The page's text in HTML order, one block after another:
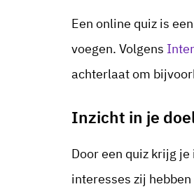
Een online quiz is
voegen. Volgens
achterlaat om
Inzicht in je
Door een quiz krijg
interesses zij